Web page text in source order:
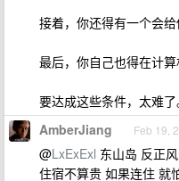
接着，你还得有一个会给
最后，你自己也得在计算
要达成这些条件，太难了
AmberJiang Feb 19,
@LxExExl 东山岛 反正
住宿不算贵 如果连住 就